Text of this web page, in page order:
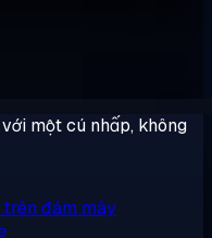
một cú nhấp, không
trên đám mây